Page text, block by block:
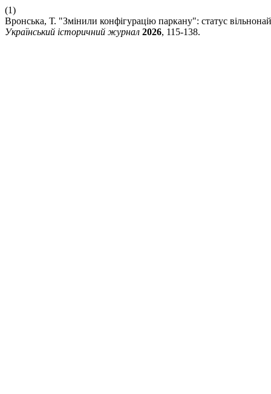
(1)
Вронська, Т. "Змінили конфігурацію паркану": статус
Український історичний журнал 2026, 115-138.